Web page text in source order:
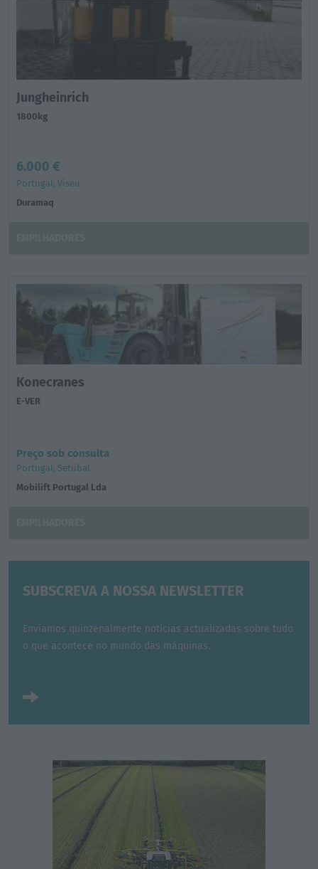
Jungheinrich
1800kg
6.000 €
Portugal, Viseu
Duramaq
Konecranes
E-VER
Preço sob consulta
Portugal, Setúbal
Mobilift Portugal Lda
SUBSCREVA A NOSSA NEWSLETTER
Enviamos quinzenalmente notícias actualizadas sobre tudo
o que acontece no mundo das máquinas.